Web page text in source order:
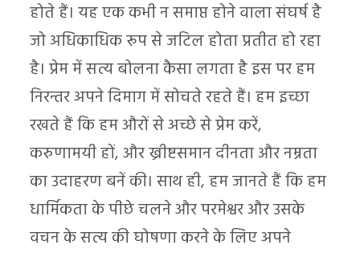
होते हैं। यह एक कभी न समाप्त होने वाला संघर्ष है
जो अधिकाधिक रूप से जटिल होता प्रतीत हो रहा
है। प्रेम में सत्य बोलना कैसा लगता है इस पर हम
निरन्तर अपने दिमाग में सोचते रहते हैं। हम इच्छा
रखते हैं कि हम औरों से अच्छे से प्रेम करें,
करुणामयी हों, और ख्रीष्टसमान दीनता और नम्रता
का उदाहरण बनें की। साथ ही, हम जानते हैं कि हम
धार्मिकता के पीछे चलने और परमेश्वर और उसके
वचन के सत्य की घोषणा करने के लिए अपने